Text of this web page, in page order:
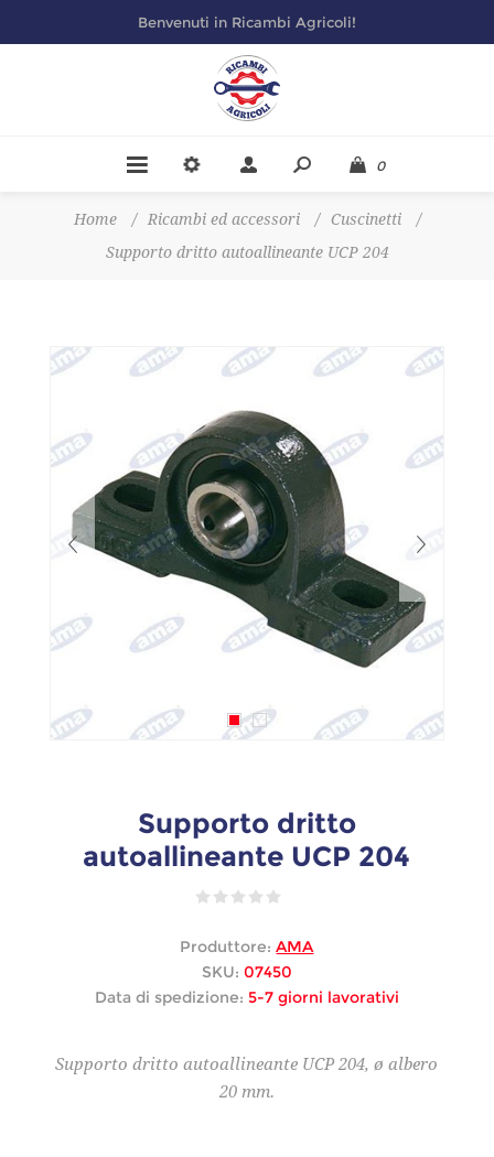
Benvenuti in Ricambi Agricoli!
0
Home / Ricambi ed accessori / Cuscinetti
/
Supporto dritto autoallineante UCP 204
Supporto dritto
autoallineante UCP 204
Produttore: AMA
SKU: 07450
Data di spedizione: 5-7 giorni lavorativi
Supporto dritto autoallineante UCP 204, ø albero
20 mm.